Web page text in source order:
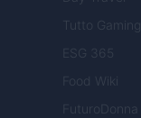
Tutto Gaming
ESG 365
Food Wiki
FuturoDonna